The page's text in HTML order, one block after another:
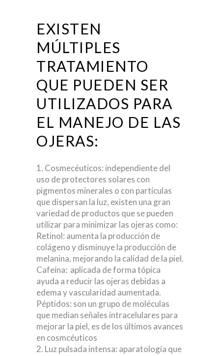
EXISTEN
MÚLTIPLES
TRATAMIENTO
QUE PUEDEN SER
UTILIZADOS PARA
EL MANEJO DE LAS
OJERAS:
Cosmecéuticos: independiente del
uso de protectores solares con
pigmentos minerales o con partículas
que dispersan la luz, existen una gran
variedad de productos que se pueden
utilizar para minimizar las ojeras como:
Retinol: aumenta la producción de
colágeno y disminuye la producción de
melanina, mejorando la calidad de la piel.
Cafeína: aplicada de forma tópica
ayuda a reducir las ojeras debidas a
edema y vascularidad aumentada.
Péptidos: son un grupo de moléculas
que median señales intracelulares para
mejorar la piel, es de los últimos avances
en cosmcéuticos
Luz pulsada intensa: aparatología que